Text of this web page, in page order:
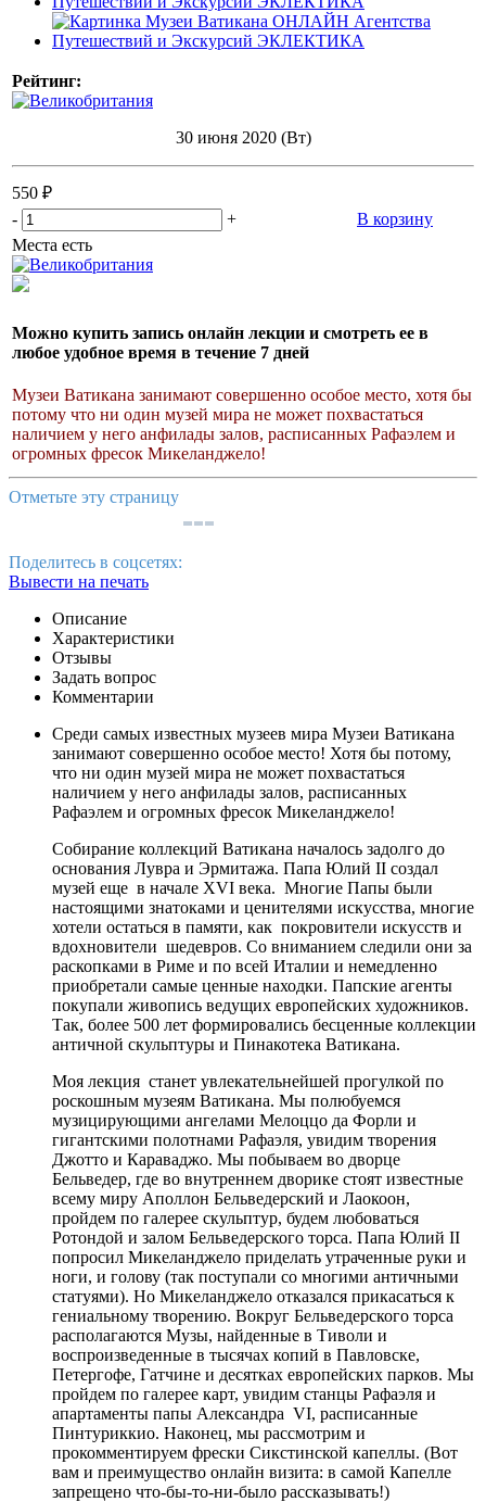
Рейтинг:
30 июня 2020 (Вт)
550 ₽
-
+
В корзину
Места есть
Можно купить запись онлайн лекции и смотреть ее в
любое удобное время в течение 7 дней
Музеи Ватикана занимают совершенно особое место, хотя бы
потому что ни один музей мира не может похвастаться
наличием у него анфилады залов, расписанных Рафаэлем и
огромных фресок Микеланджело!
Отметьте эту страницу
Поделитесь в соцсетях:
Вывести на печать
Описание
Характеристики
Отзывы
Задать вопрос
Комментарии
Среди самых известных музеев мира Музеи Ватикана
занимают совершенно особое место! Хотя бы потому,
что ни один музей мира не может похвастаться
наличием у него анфилады залов, расписанных
Рафаэлем и огромных фресок Микеланджело!
Собирание коллекций Ватикана началось задолго до
основания Лувра и Эрмитажа. Папа Юлий II создал
музей еще в начале XVI века. Многие Папы были
настоящими знатоками и ценителями искусства, многие
хотели остаться в памяти, как покровители искусств и
вдохновители шедевров. Со вниманием следили они за
раскопками в Риме и по всей Италии и немедленно
приобретали самые ценные находки. Папские агенты
покупали живопись ведущих европейских художников.
Так, более 500 лет формировались бесценные коллекции
античной скульптуры и Пинакотека Ватикана.
Моя лекция станет увлекательнейшей прогулкой по
роскошным музеям Ватикана. Мы полюбуемся
музицирующими ангелами Мелоццо да Форли и
гигантскими полотнами Рафаэля, увидим творения
Джотто и Караваджо. Мы побываем во дворце
Бельведер, где во внутреннем дворике стоят известные
всему миру Аполлон Бельведерский и Лаокоон,
пройдем по галерее скульптур, будем любоваться
Ротондой и залом Бельведерского торса. Папа Юлий II
попросил Микеланджело приделать утраченные руки и
ноги, и голову (так поступали со многими античными
статуями). Но Микеланджело отказался прикасаться к
гениальному творению. Вокруг Бельведерского торса
располагаются Музы, найденные в Тиволи и
воспроизведенные в тысячах копий в Павловске,
Петергофе, Гатчине и десятках европейских парков. Мы
пройдем по галерее карт, увидим станцы Рафаэля и
апартаменты папы Александра VI, расписанные
Пинтуриккио. Наконец, мы рассмотрим и
прокомментируем фрески Сикстинской капеллы. (Вот
вам и преимущество онлайн визита: в самой Капелле
запрещено что-бы-то-ни-было рассказывать!)